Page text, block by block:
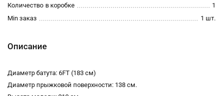
Количество в коробке
1
Min заказ
1 шт.
Описание
Диаметр батута: 6FT (183 см)
Диаметр прыжковой поверхности: 138 см.